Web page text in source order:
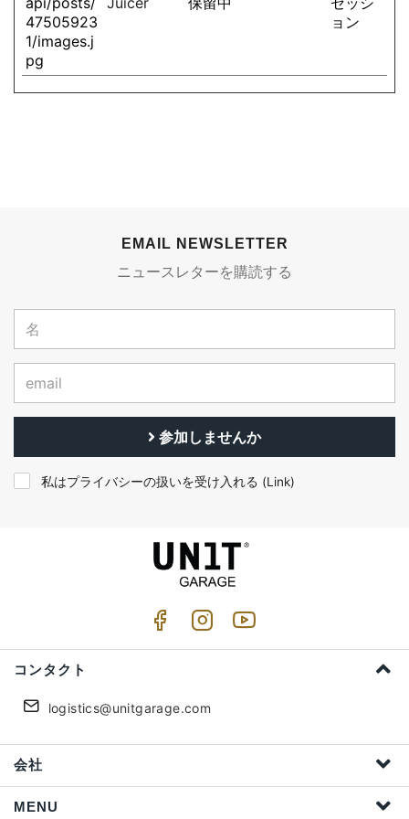
47505923
1/images.j
pg
ョン
EMAIL NEWSLETTER
ニュースレターを購読する
参加しませんか
私はプライバシーの扱いを受け入れる (Link)
コンタクト
logistics@unitgarage.com
会社
MENU